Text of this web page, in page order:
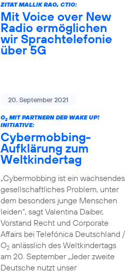
ZITAT MALLIK RAO, CTIO:
Mit Voice over New
Radio ermöglichen
wir Sprachtelefonie
über 5G
20. September 2021
O2MIT PARTNERN DER WAKE UP!
INITIATIVE:
Cybermobbing-
Aufklärung zum
Weltkindertag
„Cybermobbing ist ein wachsendes
gesellschaftliches Problem, unter
dem besonders junge Menschen
leiden“, sagt Valentina Daiber,
Vorstand Recht und Corporate
Affairs bei Telefónica Deutschland /
O2anlässlich des Weltkindertags
am 20. September „Jeder zweite
Deutsche nutzt unser